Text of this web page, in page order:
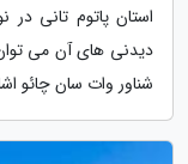
استان پاتوم تانی در
دیدنی های آن می توان
شناور وات سان چائو